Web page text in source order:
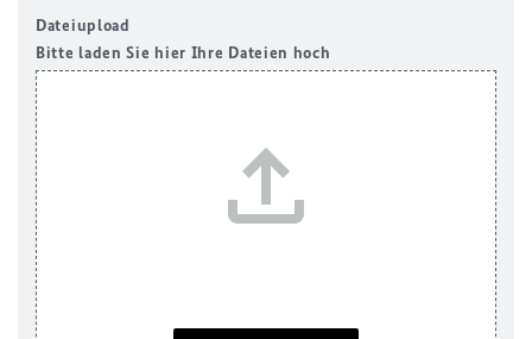
Dateiupload
Bitte laden Sie hier Ihre Dateien hoch